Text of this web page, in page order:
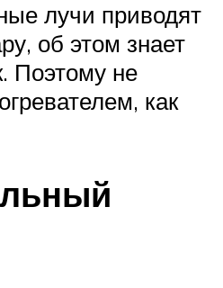
лучи приводят
об этом знает
Поэтому не
как